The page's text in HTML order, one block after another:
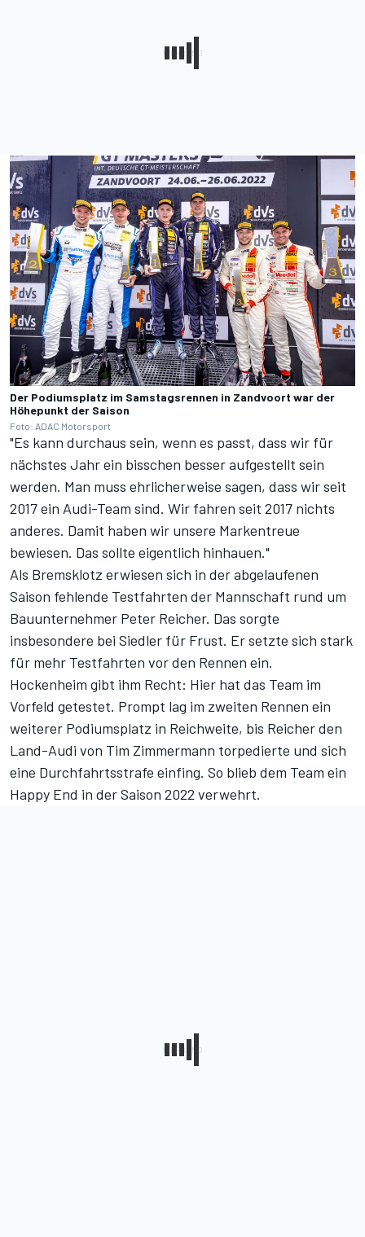
Der Podiumsplatz im Samstagsrennen in Zandvoort war der
Höhepunkt der Saison
Foto: ADAC Motorsport
"Es kann durchaus sein, wenn es passt, dass wir für
nächstes Jahr ein bisschen besser aufgestellt sein
werden. Man muss ehrlicherweise sagen, dass wir seit
2017 ein Audi-Team sind. Wir fahren seit 2017 nichts
anderes. Damit haben wir unsere Markentreue
bewiesen. Das sollte eigentlich hinhauen."
Als Bremsklotz erwiesen sich in der abgelaufenen
Saison fehlende Testfahrten der Mannschaft rund um
Bauunternehmer Peter Reicher. Das sorgte
insbesondere bei Siedler für Frust. Er setzte sich stark
für mehr Testfahrten vor den Rennen ein.
Hockenheim gibt ihm Recht: Hier hat das Team im
Vorfeld getestet. Prompt lag im zweiten Rennen ein
weiterer Podiumsplatz in Reichweite, bis Reicher den
Land-Audi von Tim Zimmermann torpedierte und sich
eine Durchfahrtsstrafe einfing. So blieb dem Team ein
Happy End in der Saison 2022 verwehrt.